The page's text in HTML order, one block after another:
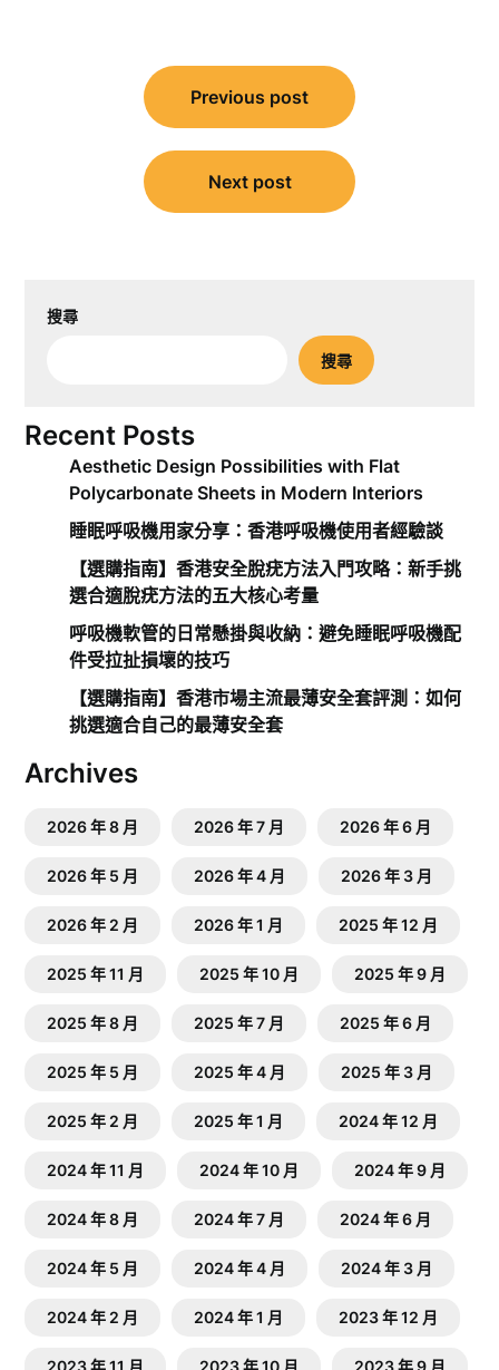
Previous post
Next post
搜尋
搜尋
Recent Posts
Aesthetic Design Possibilities with Flat
Polycarbonate Sheets in Modern Interiors
睡眠呼吸機用家分享：香港呼吸機使用者經驗談
【選購指南】香港安全脫疣方法入門攻略：新手挑
選合適脫疣方法的五大核心考量
呼吸機軟管的日常懸掛與收納：避免睡眠呼吸機配
件受拉扯損壞的技巧
【選購指南】香港市場主流最薄安全套評測：如何
挑選適合自己的最薄安全套
Archives
2026 年 8 月 2026 年 7 月 2026 年 6 月
2026 年 5 月 2026 年 4 月 2026 年 3 月
2026 年 2 月 2026 年 1 月 2025 年 12 月
2025 年 11 月 2025 年 10 月 2025 年 9 月
2025 年 8 月 2025 年 7 月 2025 年 6 月
2025 年 5 月 2025 年 4 月 2025 年 3 月
2025 年 2 月 2025 年 1 月 2024 年 12 月
2024 年 11 月 2024 年 10 月 2024 年 9 月
2024 年 8 月 2024 年 7 月 2024 年 6 月
2024 年 5 月 2024 年 4 月 2024 年 3 月
2024 年 2 月 2024 年 1 月 2023 年 12 月